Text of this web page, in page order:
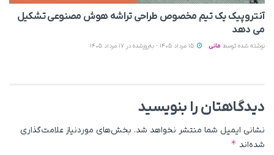
آنتروپیک یک تیم مخصوص طراحی تراشه هوش مصنوعی تشکیل
می‌ دهد
نوشته شده توسط مانی
دیدگاهتان را بنویسید
نشانی ایمیل شما منتشر نخواهد شد. بخش‌های موردنیاز علامت‌گذاری
شده‌اند *